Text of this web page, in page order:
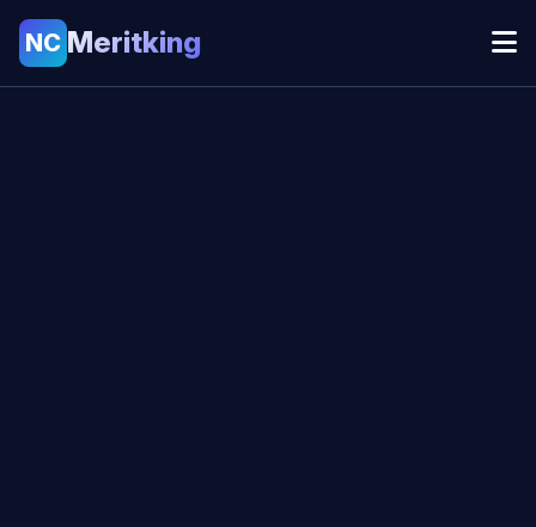
NC Meritking